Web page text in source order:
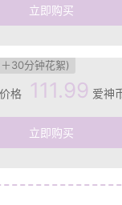
立即购买
30分钟花絮)
格 111.99 爱神
立即购买